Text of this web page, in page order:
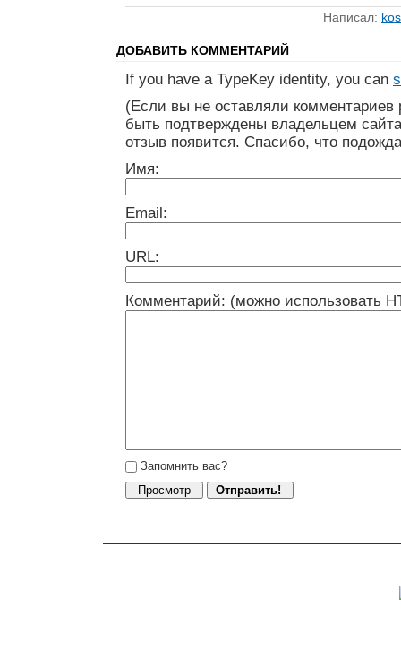
Написал:
ДОБАВИТЬ КОММЕНТАРИЙ
If you have a TypeKey identity, you can
(Если вы не оставляли
быть подтверждены владельцем
отзыв появится. Спасибо, что
Имя:
Email:
URL:
Комментарий: (можно использовать
Запомнить вас?